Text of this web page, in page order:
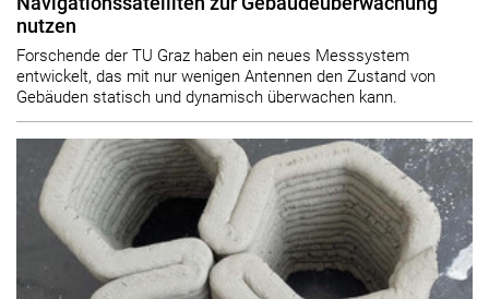
nutzen
Forschende der TU Graz haben ein neues Messsystem
entwickelt, das mit nur wenigen Antennen den Zustand von
Gebäuden statisch und dynamisch überwachen kann.